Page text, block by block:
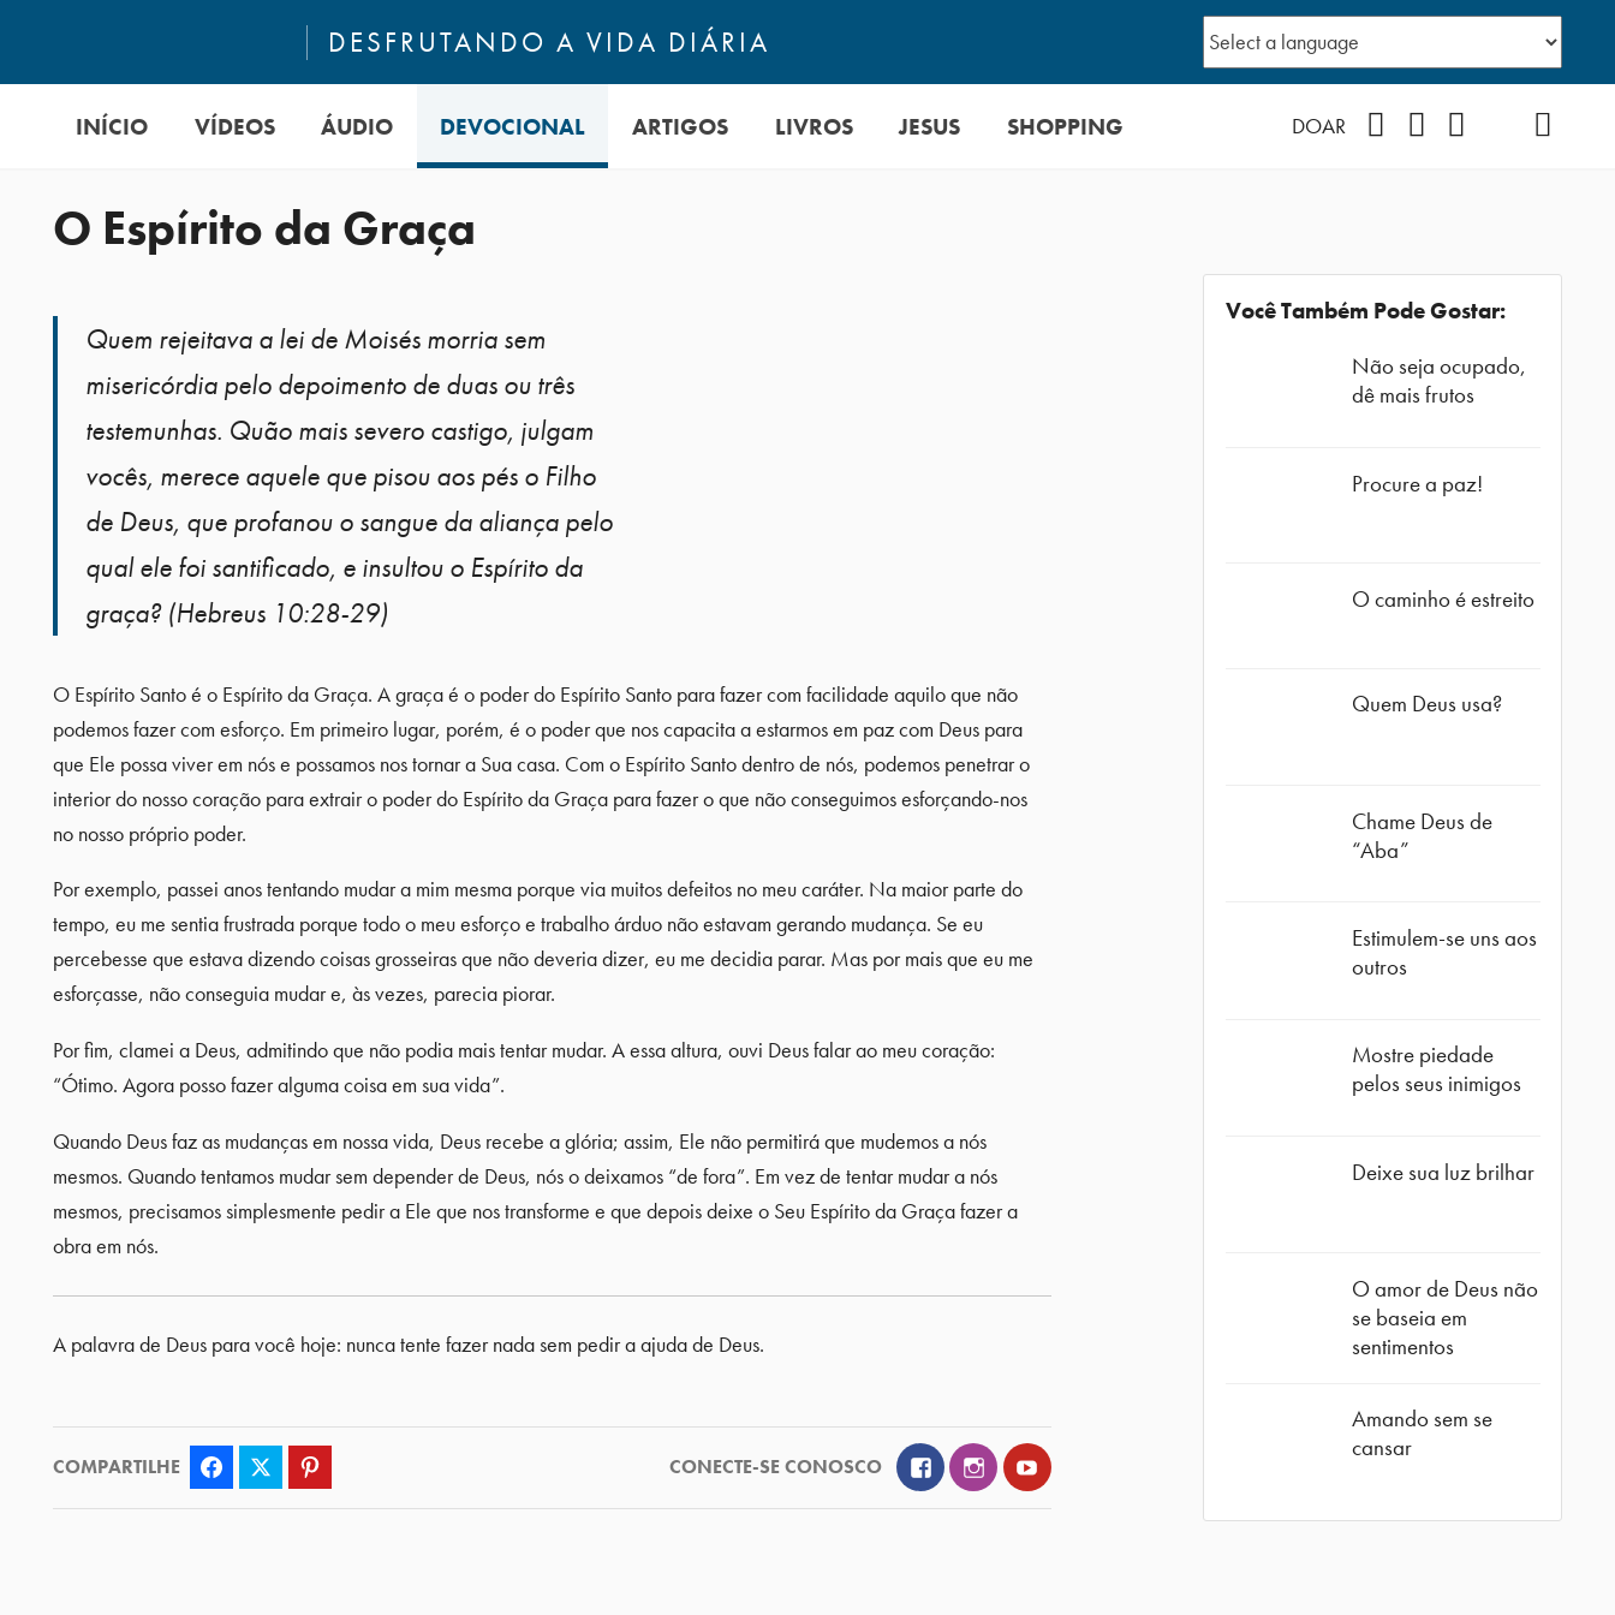
DESFRUTANDO A VIDA DIÁRIA
INÍCIO VÍDEOS ÁUDIO DEVOCIONAL ARTIGOS LIVROS JESUS SHOPPING DOAR
O Espírito da Graça
Quem rejeitava a lei de Moisés morria sem
misericórdia pelo depoimento de duas ou três
testemunhas. Quão mais severo castigo, julgam
vocês, merece aquele que pisou aos pés o Filho
de Deus, que profanou o sangue da aliança pelo
qual ele foi santificado, e insultou o Espírito da
graça? (Hebreus 10:28-29)
O Espírito Santo é o Espírito da Graça. A graça é o poder do Espírito Santo para fazer com facilidade aquilo que não
podemos fazer com esforço. Em primeiro lugar, porém, é o poder que nos capacita a estarmos em paz com Deus para
que Ele possa viver em nós e possamos nos tornar a Sua casa. Com o Espírito Santo dentro de nós, podemos penetrar o
interior do nosso coração para extrair o poder do Espírito da Graça para fazer o que não conseguimos esforçando-nos
no nosso próprio poder.
Por exemplo, passei anos tentando mudar a mim mesma porque via muitos defeitos no meu caráter. Na maior parte do
tempo, eu me sentia frustrada porque todo o meu esforço e trabalho árduo não estavam gerando mudança. Se eu
percebesse que estava dizendo coisas grosseiras que não deveria dizer, eu me decidia parar. Mas por mais que eu me
esforçasse, não conseguia mudar e, às vezes, parecia piorar.
Por fim, clamei a Deus, admitindo que não podia mais tentar mudar. A essa altura, ouvi Deus falar ao meu coração:
“Ótimo. Agora posso fazer alguma coisa em sua vida”.
Quando Deus faz as mudanças em nossa vida, Deus recebe a glória; assim, Ele não permitirá que mudemos a nós
mesmos. Quando tentamos mudar sem depender de Deus, nós o deixamos “de fora”. Em vez de tentar mudar a nós
mesmos, precisamos simplesmente pedir a Ele que nos transforme e que depois deixe o Seu Espírito da Graça fazer a
obra em nós.
A palavra de Deus para você hoje: nunca tente fazer nada sem pedir a ajuda de Deus.
COMPARTILHE Facebook Twitter CONECTE-SE CONOSCO FacebookInstagramYouTube
Você Também Pode Gostar:
Não seja ocupado,
dê mais frutos
Procure a paz!
O caminho é estreito
Quem Deus usa?
Chame Deus de
“Aba”
Estimulem-se uns aos
outros
Mostre piedade
pelos seus inimigos
Deixe sua luz brilhar
O amor de Deus não
se baseia em
sentimentos
Amando sem se
cansar